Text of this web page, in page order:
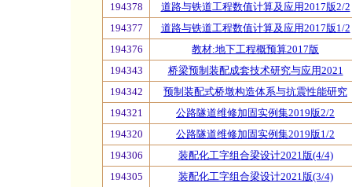
194378
道路与铁道工程数值计算及应用2017版2/2
194377
道路与铁道工程数值计算及应用2017版1/2
194376
教材:地下工程概预算2017版
194343
桥梁预制装配成套技术研究与应用2021
194342
预制装配式桥墩构造体系与抗震性能研究
194321
公路隧道维修加固实例集2019版2/2
194320
公路隧道维修加固实例集2019版1/2
194306
装配化工字组合梁设计2021版(4/4)
194305
装配化工字组合梁设计2021版(3/4)